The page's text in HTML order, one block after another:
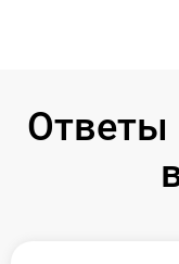
Ответы